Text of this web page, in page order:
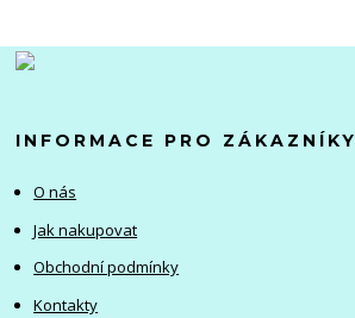
INFORMACE PRO ZÁKAZNÍKY
O nás
Jak nakupovat
Obchodní podmínky
Kontakty